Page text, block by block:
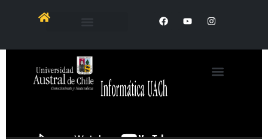
Reproductor
Video